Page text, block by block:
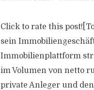
Click to rate this
sein
Immobilienplattform
im Volumen von netto
private Anleger und